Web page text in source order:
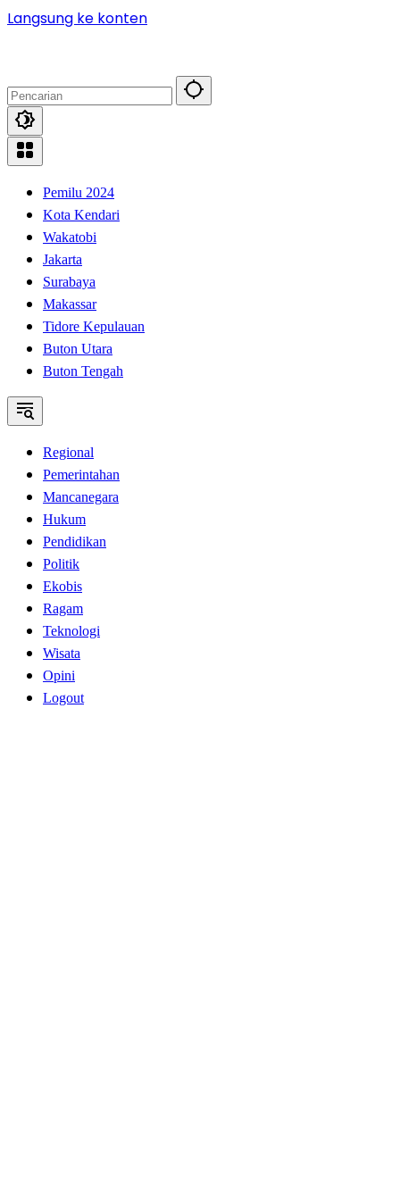
Langsung ke konten
Pemilu 2024
Kota Kendari
Wakatobi
Jakarta
Surabaya
Makassar
Tidore Kepulauan
Buton Utara
Buton Tengah
Regional
Pemerintahan
Mancanegara
Hukum
Pendidikan
Politik
Ekobis
Ragam
Teknologi
Wisata
Opini
Logout